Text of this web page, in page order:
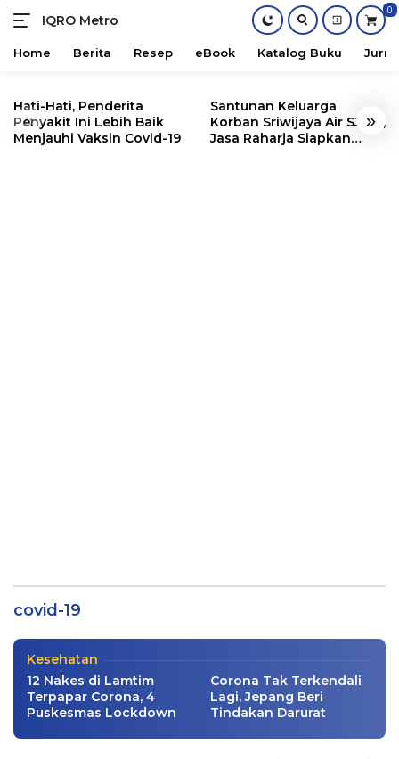
content
IQRO Metro
Lets
Bright
0
Home Berita Resep eBook Katalog Buku
« »
Hati-Hati, Penderita
Penyakit Ini Lebih Baik
Menjauhi Vaksin Covid-19
Santunan Keluarga
Korban Sriwijaya Air SJ182,
Jasa Raharja Siapkan
covid-19
Saksi Korupsi Kemensos
Nasional|
Kesehatan
12 Nakes di Lamtim
Terpapar Corona, 4
Puskesmas Lockdown
Corona Tak Terkendali
Lagi, Jepang Beri
Tindakan Darurat